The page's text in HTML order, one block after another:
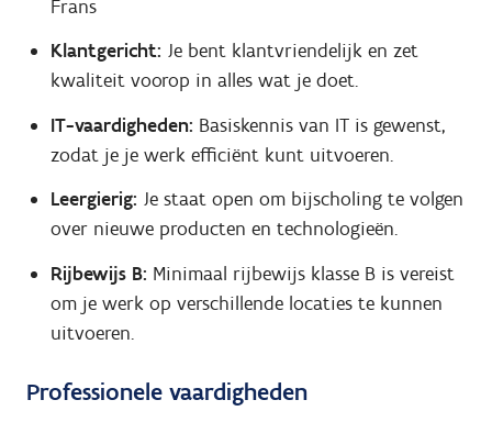
Frans
Klantgericht: Je bent klantvriendelijk en zet
kwaliteit voorop in alles wat je doet.
IT-vaardigheden: Basiskennis van IT is gewenst,
zodat je je werk efficiënt kunt uitvoeren.
Leergierig: Je staat open om bijscholing te volgen
over nieuwe producten en technologieën.
Rijbewijs B: Minimaal rijbewijs klasse B is vereist
om je werk op verschillende locaties te kunnen
uitvoeren.
Professionele vaardigheden